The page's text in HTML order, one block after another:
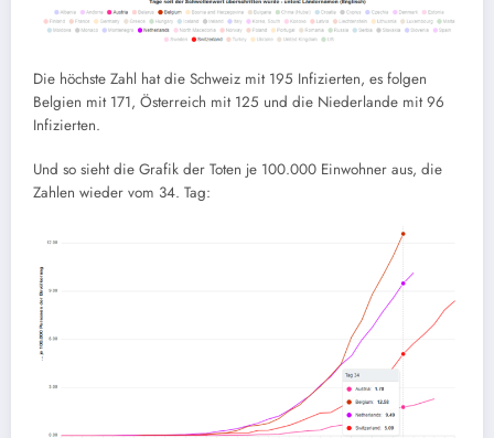
Die höchste Zahl hat die Schweiz mit 195 Infizierten, es folgen
Belgien mit 171, Österreich mit 125 und die Niederlande mit 96
Infizierten.
Und so sieht die Grafik der Toten je 100.000 Einwohner aus, die
Zahlen wieder vom 34. Tag: